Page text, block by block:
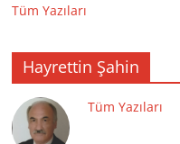
Tüm Yazıları
Hayrettin Şahin
Tüm Yazıları